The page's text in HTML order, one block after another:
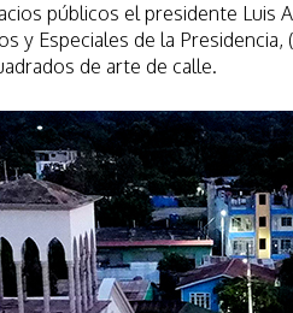
públicos el presidente Luis
y Especiales de la
de arte de calle.